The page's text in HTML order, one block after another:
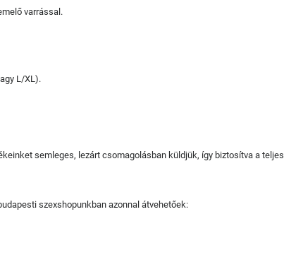
varrással.
L/XL).
semleges, lezárt csomagolásban küldjük, így biztosítva a teljes
szexshopunkban azonnal átvehetőek: